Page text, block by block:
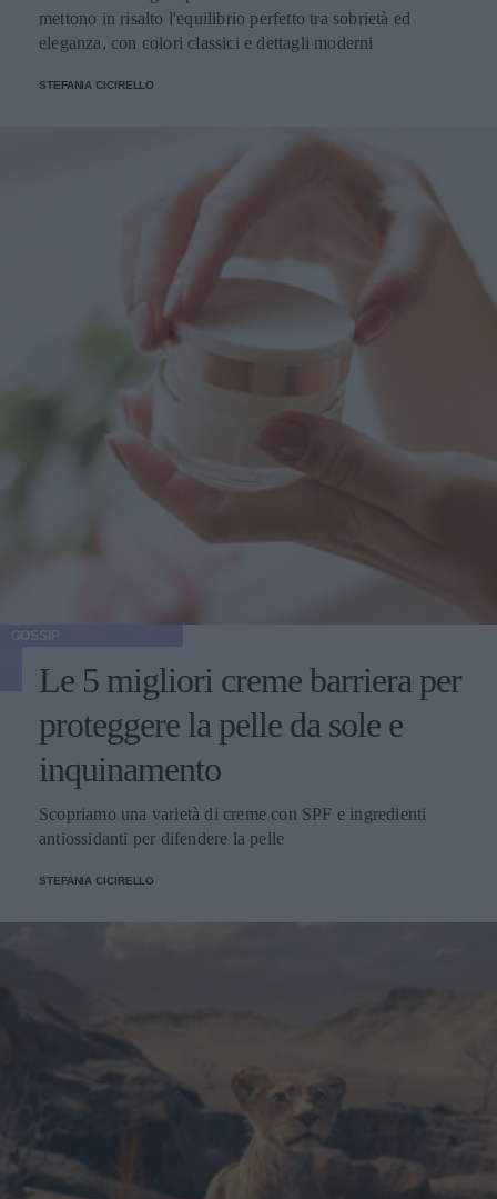
mettono in risalto l'equilibrio perfetto tra sobrietà ed
eleganza, con colori classici e dettagli moderni
STEFANIA CICIRELLO
Le 5 migliori creme barriera per
proteggere la pelle da sole e
inquinamento
Scopriamo una varietà di creme con SPF e ingredienti
antiossidanti per difendere la pelle
STEFANIA CICIRELLO